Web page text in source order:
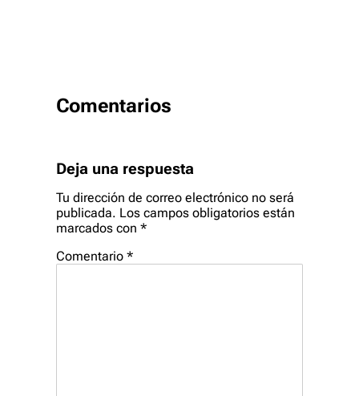
Comentarios
Deja una respuesta
Tu dirección de correo electrónico no será
publicada. Los campos obligatorios están
marcados con*
Comentario*